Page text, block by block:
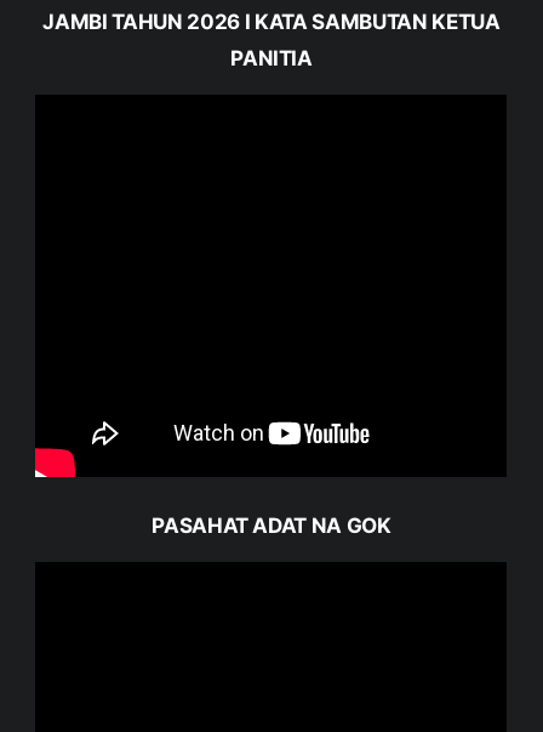
JAMBI TAHUN 2026 I KATA SAMBUTAN KETUA
PANITIA
PASAHAT ADAT NA GOK